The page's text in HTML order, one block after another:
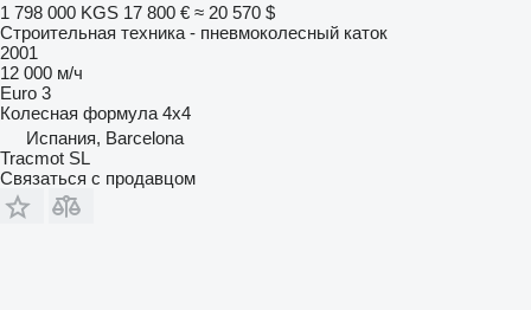
1 798 000 KGS 17 800 € ≈ 20 570 $
Строительная техника - пневмоколесный каток
2001
12 000 м/ч
Euro 3
Колесная формула 4x4
Испания, Barcelona
Tracmot SL
Связаться с продавцом